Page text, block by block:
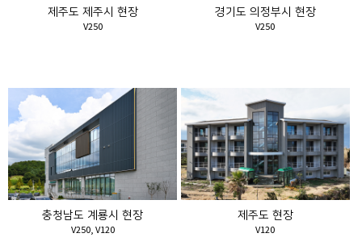
제주도 제주시 현장
V250
경기도 의정부시 현장
V250
충청남도 계룡시 현장
V250, V120
제주도 현장
V120